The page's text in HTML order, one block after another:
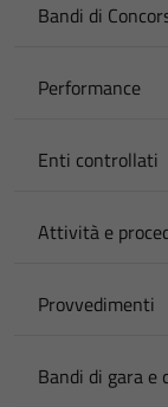
Bandi di
Performance
Enti controllati
Attività e
Provvedimenti
Bandi di gara